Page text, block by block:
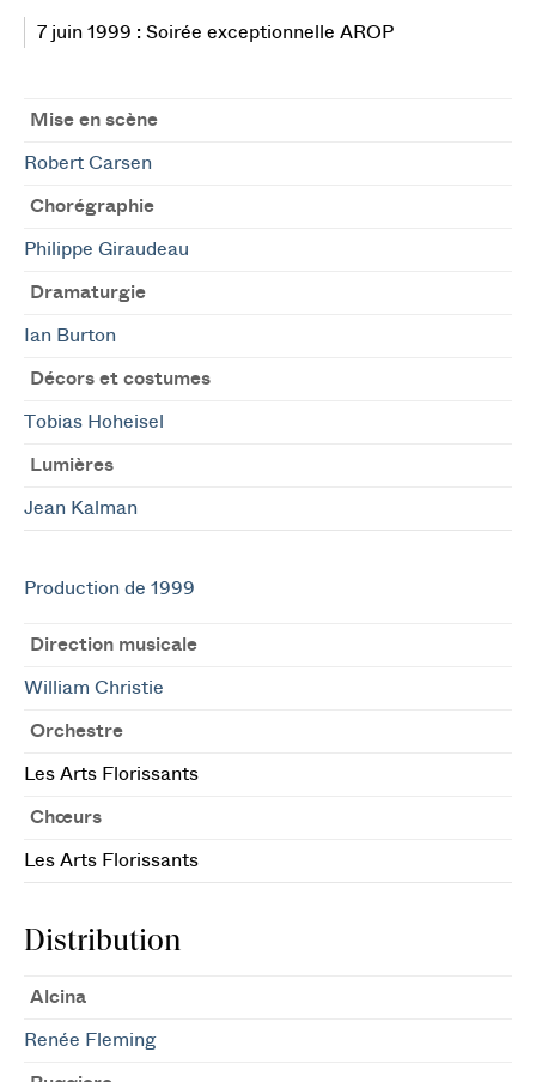
7 juin 1999 : Soirée exceptionnelle AROP
Mise en scène
Robert Carsen
Chorégraphie
Philippe Giraudeau
Dramaturgie
Ian Burton
Décors et costumes
Tobias Hoheisel
Lumières
Jean Kalman
Production de 1999
Direction musicale
William Christie
Orchestre
Les Arts Florissants
Chœurs
Les Arts Florissants
Distribution
Alcina
Renée Fleming